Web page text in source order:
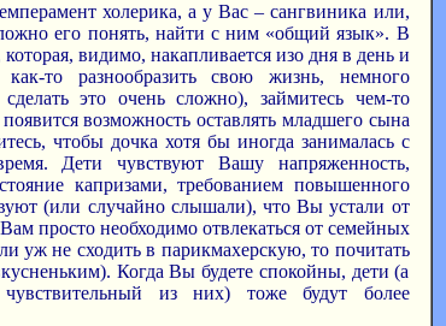
холерика, а у Вас – сангвиника или,
его понять, найти с ним «общий язык». В
видимо, накапливается изо дня в день и
то разнообразить свою жизнь, немного
это очень сложно), займитесь чем-то
возможность оставлять младшего сына
чтобы дочка хотя бы иногда занималась с
Дети чувствуют Вашу напряженность,
капризами, требованием повышенного
(или случайно слышали), что Вы устали от
просто необходимо отвлекаться от семейных
уж не сходить в парикмахерскую, то почитать
Когда Вы будете спокойны, дети (а
из них) тоже будут более